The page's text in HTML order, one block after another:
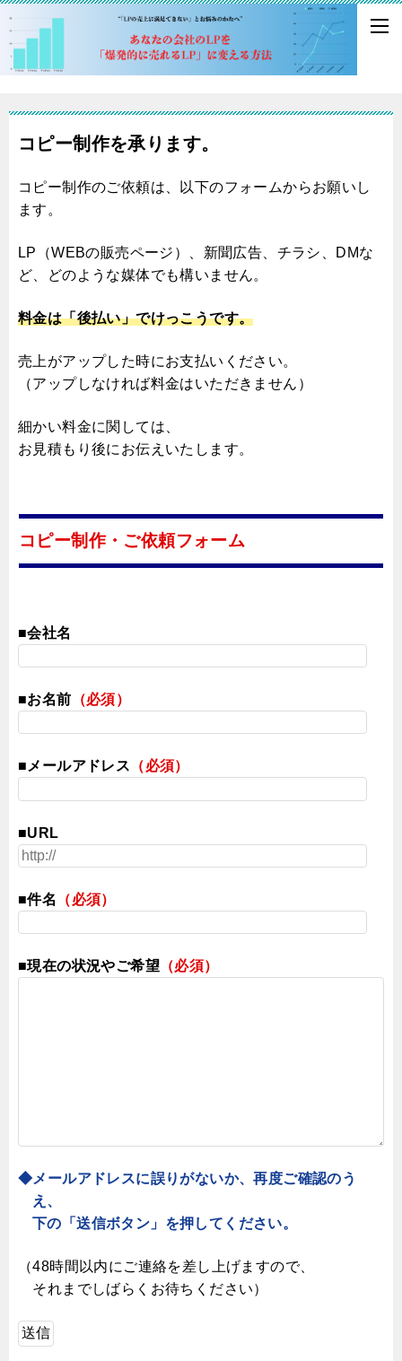
コピー制作を承ります。
コピー制作のご依頼は、以下のフォームからお願いし
ます。
LP（WEBの販売ページ）、新聞広告、チラシ、DMな
ど、どのような媒体でも構いません。
料金は「後払い」でけっこうです。
売上がアップした時にお支払いください。
（アップしなければ料金はいただきません）
細かい料金に関しては、
お見積もり後にお伝えいたします。
コピー制作・ご依頼フォーム
■会社名
■お名前 （必須）
■メールアドレス （必須）
■URL
■件名 （必須）
■現在の状況やご希望 （必須）
◆メールアドレスに誤りがないか、再度ご確認のう
え、
下の「送信ボタン」を押してください。
（48時間以内にご連絡を差し上げますので、
それまでしばらくお待ちください）